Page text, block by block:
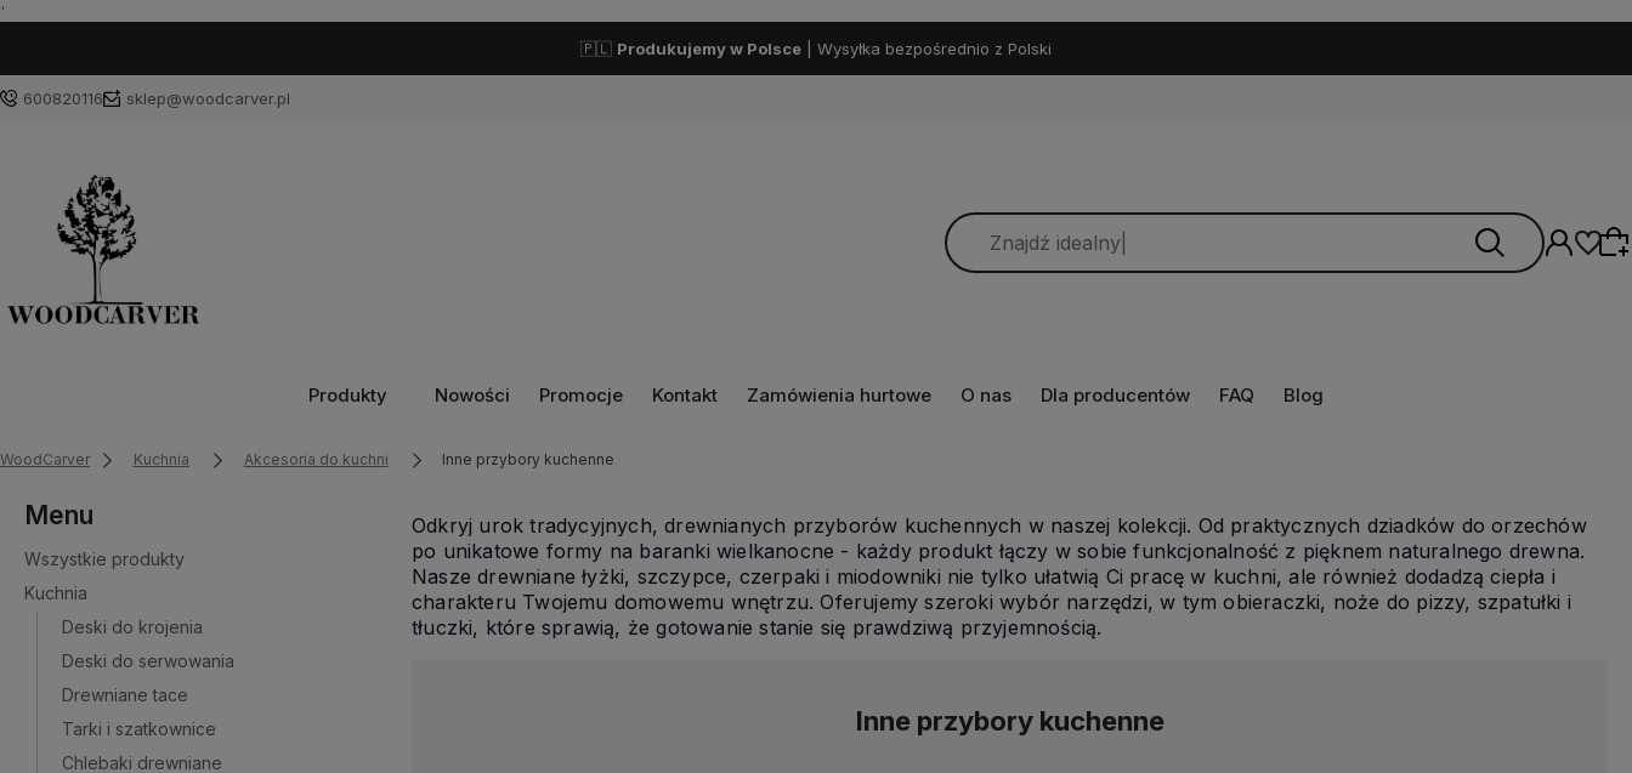
'
🇵🇱 Produkujemy w Polsce | Wysyłka bezpośrednio z Polski
600820116 sklep@woodcarver.pl
Produkty Nowości Promocje Kontakt Zamówienia hurtowe O nas Dla producentów FAQ Blog
WoodCarver Kuchnia Akcesoria do kuchni Inne przybory kuchenne
Menu
Wszystkie produkty
Kuchnia
Deski do krojenia
Deski do serwowania
Drewniane tace
Tarki i szatkownice
Chlebaki drewniane
Odkryj urok tradycyjnych, drewnianych przyborów kuchennych w naszej kolekcji. Od praktycznych dziadków do orzechów
po unikatowe formy na baranki wielkanocne - każdy produkt łączy w sobie funkcjonalność z pięknem naturalnego drewna.
Nasze drewniane łyżki, szczypce, czerpaki i miodowniki nie tylko ułatwią Ci pracę w kuchni, ale również dodadzą ciepła i
charakteru Twojemu domowemu wnętrzu. Oferujemy szeroki wybór narzędzi, w tym obieraczki, noże do pizzy, szpatułki i
tłuczki, które sprawią, że gotowanie stanie się prawdziwą przyjemnością.
Inne przybory kuchenne